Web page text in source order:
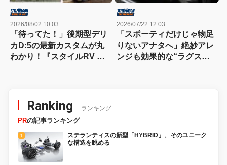
2026/08/02 10:03
「待ってた！」後期型デリ
カD:5の最新カスタムが丸
わかり！『スタイルRV デ
2026/07/22 12:03
「スポーティだけじゃ物足
りないアナタへ」絶妙アレ
ンジも効果的な“ラグス
Ranking ランキング
PRの記事ランキング
ステランティスの新型「HYBRID」、そのユニーク
な構造を眺める